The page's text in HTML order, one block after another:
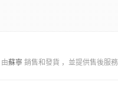
由蘇寧 銷售和發貨 ，並提供售後服務